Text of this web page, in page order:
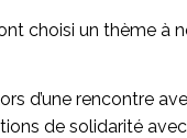
choisi un thème à
d’une rencontre
de solidarité